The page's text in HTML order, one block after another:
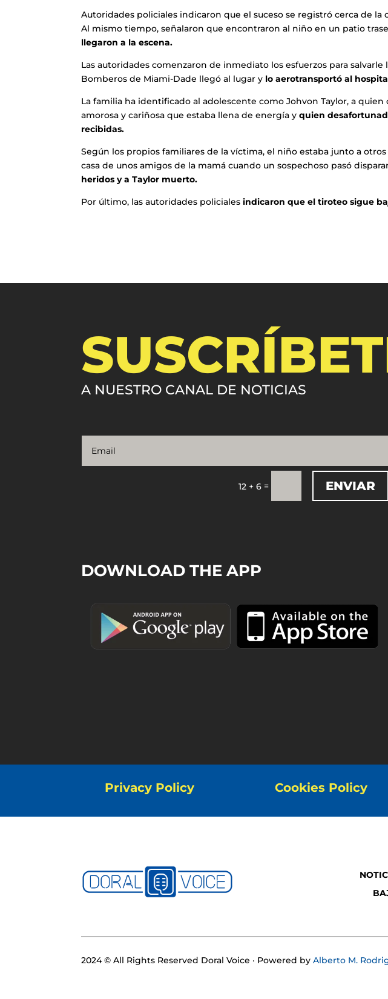
Autoridades policiales indicaron que el suceso se registró cerca de la
Al mismo tiempo, señalaron que encontraron al niño en un patio
llegaron a la escena.
Las autoridades comenzaron de inmediato los esfuerzos para
Bomberos de Miami-Dade llegó al lugar y lo aerotransportó al
La familia ha identificado al adolescente como Johvon Taylor, a
amorosa y cariñosa que estaba llena de energía yquien
recibidas.
Según los propios familiares de la víctima, el niño estaba junto a
casa de unos amigos de la mamá cuando un sospechoso pasó
heridos y a Taylor muerto.
Por último, las autoridades policialesindicaron que el tiroteo sigue
A NUESTRO CANAL DE NOTICIAS
12 + 6 = ENVIAR
DOWNLOAD THE APP
Privacy Policy Cookies Policy
2024 © All Rights Reserved Doral Voice · Powered byAlberto M.